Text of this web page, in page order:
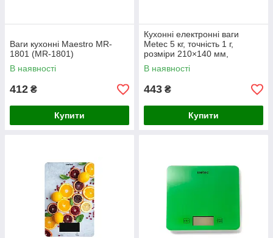
Ваги кухонні Maestro MR-
1801 (MR-1801)
В наявності
412 ₴
Купити
Кухонні електронні ваги
Metec 5 кг, точність 1 г,
розміри 210×140 мм,
багаторежимні одиниці
виміру
В наявності
443 ₴
Купити